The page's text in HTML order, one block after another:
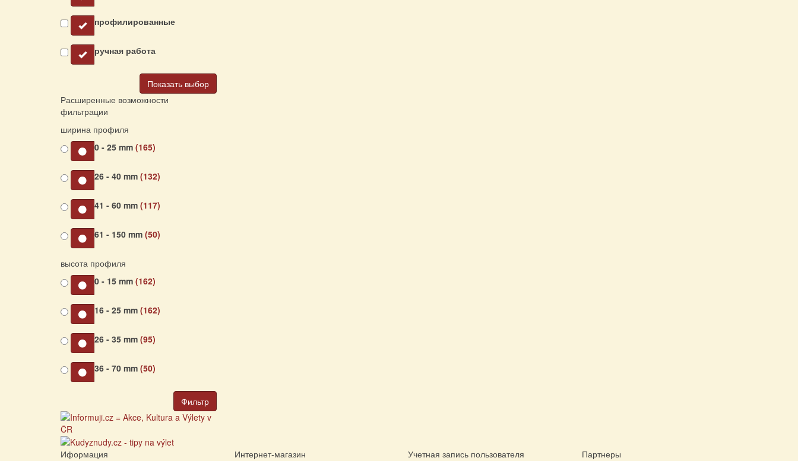
профилированные
ручная работа
Показать выбор
Расширенные возможности
фильтрации
ширина профиля
0 - 25 mm (165)
26 - 40 mm (132)
41 - 60 mm (117)
61 - 150 mm (50)
высота профиля
0 - 15 mm (162)
16 - 25 mm (162)
26 - 35 mm (95)
36 - 70 mm (50)
Фильтр
Иформация Интернет-магазин Учетная запись пользователя Партнеры